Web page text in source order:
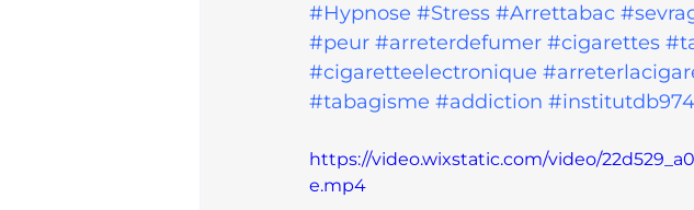
#Hypnose #Stress #Arrettabac
#peur #arreterdefumer #cigarettes
#cigaretteelectronique
#tabagisme #addiction #institutdb974
https://video.wixstatic.com/video/
e.mp4